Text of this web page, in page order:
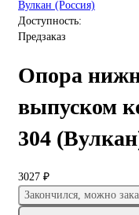
Вулкан (Россия)
Доступность:
Предзаказ
Опора
выпуском
304
3027 ₽
Закончился, можно